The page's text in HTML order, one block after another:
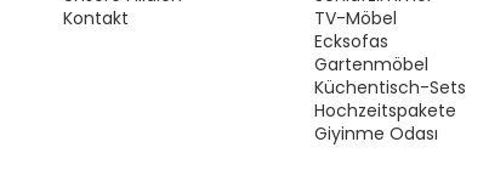
Kontakt
TV-Möbel
Ecksofas
Gartenmöbel
Küchentisch-Sets
Hochzeitspakete
Giyinme Odası